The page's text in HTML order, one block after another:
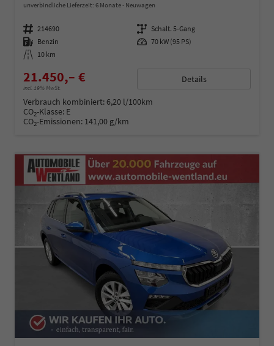
unverbindliche Lieferzeit: 6 Monate Neuwagen
Fahrzeugnummer 214690 Getriebe Schalt. 5-Gang
Kraftstoff Benzin Leistung 70 kW (95 PS)
Kilometerstand 10 km
21.450,– €
incl. 19% MwSt.
Details
Verbrauch kombiniert:6,20 l/100km
CO2-Klasse: E
CO2-Emissionen: 141,00 g/km